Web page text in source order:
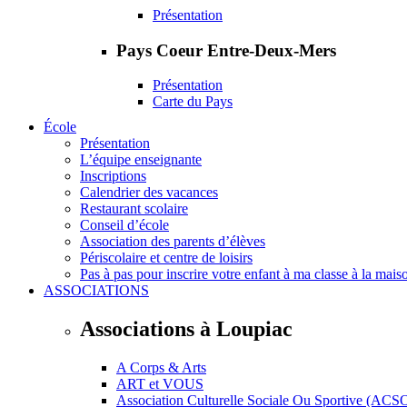
Présentation
Pays Coeur Entre-Deux-Mers
Présentation
Carte du Pays
École
Présentation
L’équipe enseignante
Inscriptions
Calendrier des vacances
Restaurant scolaire
Conseil d’école
Association des parents d’élèves
Périscolaire et centre de loisirs
Pas à pas pour inscrire votre enfant à ma classe à la
ASSOCIATIONS
Associations à Loupiac
A Corps & Arts
ART et VOUS
Association Culturelle Sociale Ou Sportive